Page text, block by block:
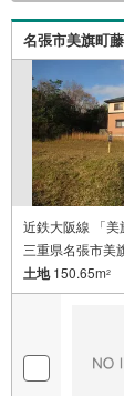
名張市美旗町
近鉄大阪線 「
三重県名張市美
土地150.65m2